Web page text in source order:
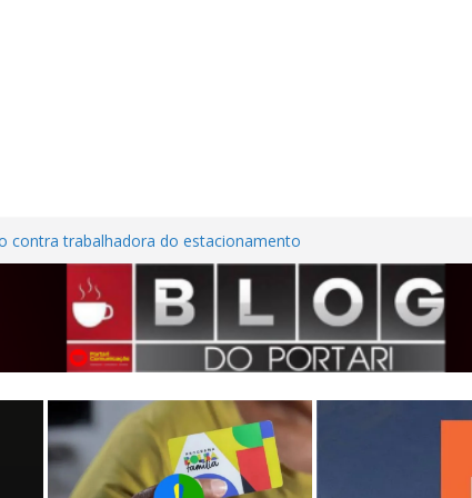
contra trabalhadora do estacionamento
Frutal
Nordestina
casa desabitada e furtam bicicleta,
no Centro de Frutal
em investimentos, obras de melhoria
em ritmo avançado